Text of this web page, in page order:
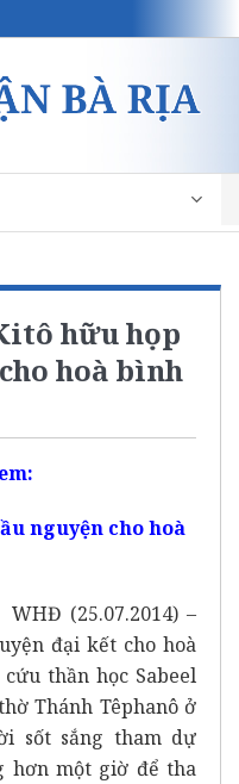
hữu họp
hoà bình
:
nguyện chohoà
WHĐ (25.07.2014) –
đại kết cho hoà
thần học Sabeel
Thánh Têphanô ở
sốt sắng tham dự
hơn một giờ để tha